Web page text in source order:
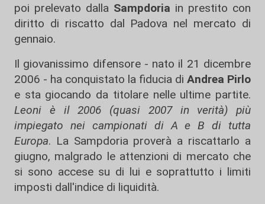
poi prelevato dalla Sampdoria in prestito con
diritto di riscatto dal Padova nel mercato di
gennaio.
Il giovanissimo difensore - nato il 21 dicembre
2006 - ha conquistato la fiducia di Andrea Pirlo
e sta giocando da titolare nelle ultime partite.
Leoni è il 2006 (quasi 2007 in verità) più
impiegato nei campionati di A e B di tutta
Europa. La Sampdoria proverà a riscattarlo a
giugno, malgrado le attenzioni di mercato che
si sono accese su di lui e soprattutto i limiti
imposti dall'indice di liquidità.